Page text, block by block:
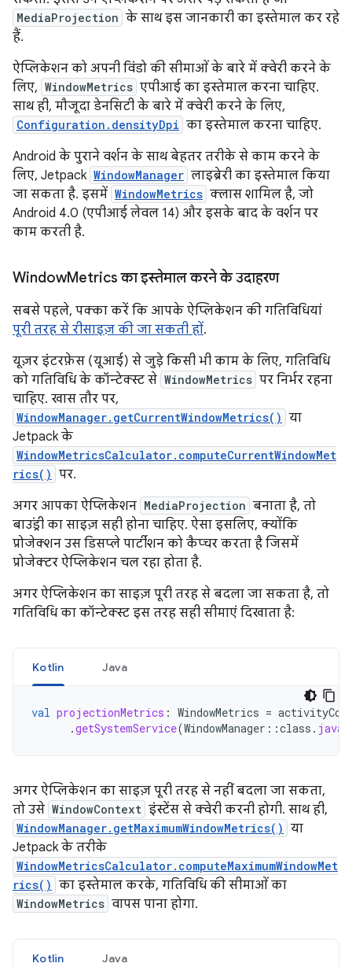
MediaProjection के साथ इस जानकारी का इस्तेमाल कर रहे
हैं.
ऐप्लिकेशन को अपनी विंडो की सीमाओं के बारे में क्वेरी करने के
लिए, WindowMetrics एपीआई का इस्तेमाल करना चाहिए.
साथ ही, मौजूदा डेनसिटी के बारे में क्वेरी करने के लिए,
Configuration.densityDpi का इस्तेमाल करना चाहिए.
Android के पुराने वर्शन के साथ बेहतर तरीके से काम करने के
लिए, Jetpack WindowManager लाइब्रेरी का इस्तेमाल किया
जा सकता है. इसमें WindowMetrics क्लास शामिल है, जो
Android 4.0 (एपीआई लेवल 14) और इसके बाद के वर्शन पर
काम करती है.
WindowMetrics का इस्तेमाल करने के उदाहरण
सबसे पहले, पक्का करें कि आपके ऐप्लिकेशन की गतिविधियां
पूरी तरह से रीसाइज़ की जा सकती हों.
यूज़र इंटरफ़ेस (यूआई) से जुड़े किसी भी काम के लिए, गतिविधि
को गतिविधि के कॉन्टेक्स्ट से WindowMetrics पर निर्भर रहना
चाहिए. खास तौर पर,
WindowManager.getCurrentWindowMetrics() या
Jetpack के
WindowMetricsCalculator.computeCurrentWindowMet
rics() पर.
अगर आपका ऐप्लिकेशन MediaProjection बनाता है, तो
बाउंड्री का साइज़ सही होना चाहिए. ऐसा इसलिए, क्योंकि
प्रोजेक्शन उस डिसप्ले पार्टीशन को कैप्चर करता है जिसमें
प्रोजेक्टर ऐप्लिकेशन चल रहा होता है.
अगर ऐप्लिकेशन का साइज़ पूरी तरह से बदला जा सकता है, तो
गतिविधि का कॉन्टेक्स्ट इस तरह सही सीमाएं दिखाता है:
Kotlin Java
val projectionMetrics : WindowMetrics =
.getSystemService(WindowManager ::class . java
अगर ऐप्लिकेशन का साइज़ पूरी तरह से नहीं बदला जा सकता,
तो उसे WindowContext इंस्टेंस से क्वेरी करनी होगी. साथ ही,
WindowManager.getMaximumWindowMetrics() या
Jetpack के तरीके
WindowMetricsCalculator.computeMaximumWindowMet
rics() का इस्तेमाल करके, गतिविधि की सीमाओं का
WindowMetrics वापस पाना होगा.
Kotlin Java